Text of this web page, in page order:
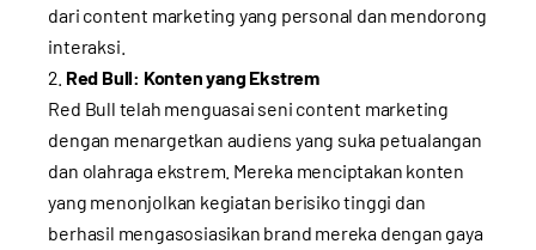
dari content marketing yang personal dan mendorong
interaksi.
Red Bull: Konten yang Ekstrem
Red Bull telah menguasai seni content marketing
dengan menargetkan audiens yang suka petualangan
dan olahraga ekstrem. Mereka menciptakan konten
yang menonjolkan kegiatan berisiko tinggi dan
berhasil mengasosiasikan brand mereka dengan gaya